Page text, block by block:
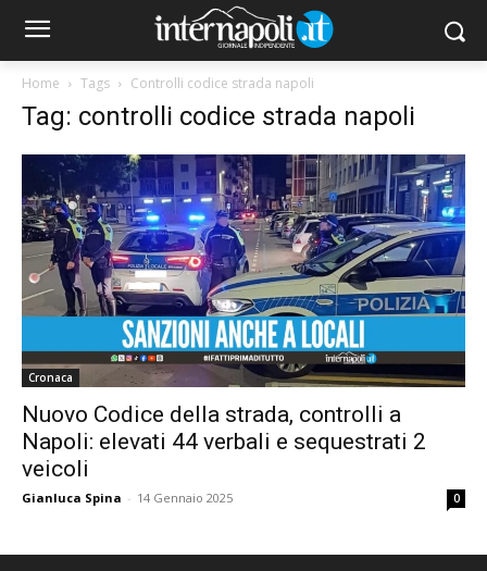
Home Tags Controlli codice strada napoli
Tag: controlli codice strada napoli
Cronaca
Nuovo Codice della strada, controlli a
Napoli: elevati 44 verbali e sequestrati 2
veicoli
Gianluca Spina - 14 Gennaio 2025 0